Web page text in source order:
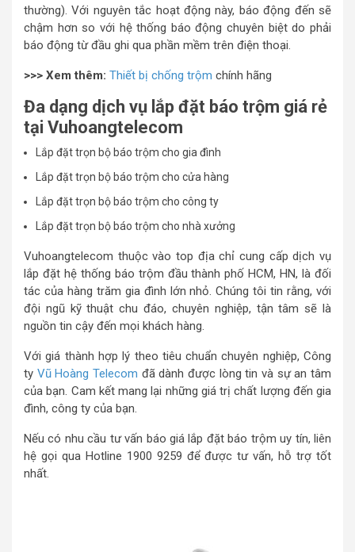
thường). Với nguyên tắc hoạt động này, báo động đến sẽ
chậm hơn so với hệ thống báo động chuyên biệt do phải
báo động từ đầu ghi qua phần mềm trên điện thoại.
>>> Xem thêm: Thiết bị chống trộm chính hãng
Đa dạng dịch vụ lắp đặt báo trộm giá rẻ
tại Vuhoangtelecom
Lắp đặt trọn bộ báo trộm cho gia đình
Lắp đặt trọn bộ báo trộm cho cửa hàng
Lắp đặt trọn bộ báo trộm cho công ty
Lắp đặt trọn bộ báo trộm cho nhà xưởng
Vuhoangtelecom thuộc vào top địa chỉ cung cấp dịch vụ
lắp đặt hệ thống báo trộm đầu thành phố HCM, HN, là đối
tác của hàng trăm gia đình lớn nhỏ. Chúng tôi tin rằng, với
đội ngũ kỹ thuật chu đáo, chuyên nghiệp, tận tâm sẽ là
nguồn tin cậy đến mọi khách hàng.
Với giá thành hợp lý theo tiêu chuẩn chuyên nghiệp, Công
ty Vũ Hoàng Telecom đã dành được lòng tin và sự an tâm
của bạn. Cam kết mang lại những giá trị chất lượng đến gia
đình, công ty của bạn.
Nếu có nhu cầu tư vấn báo giá lắp đặt báo trộm uy tín, liên
hệ gọi qua Hotline 1900 9259 để được tư vấn, hỗ trợ tốt
nhất.